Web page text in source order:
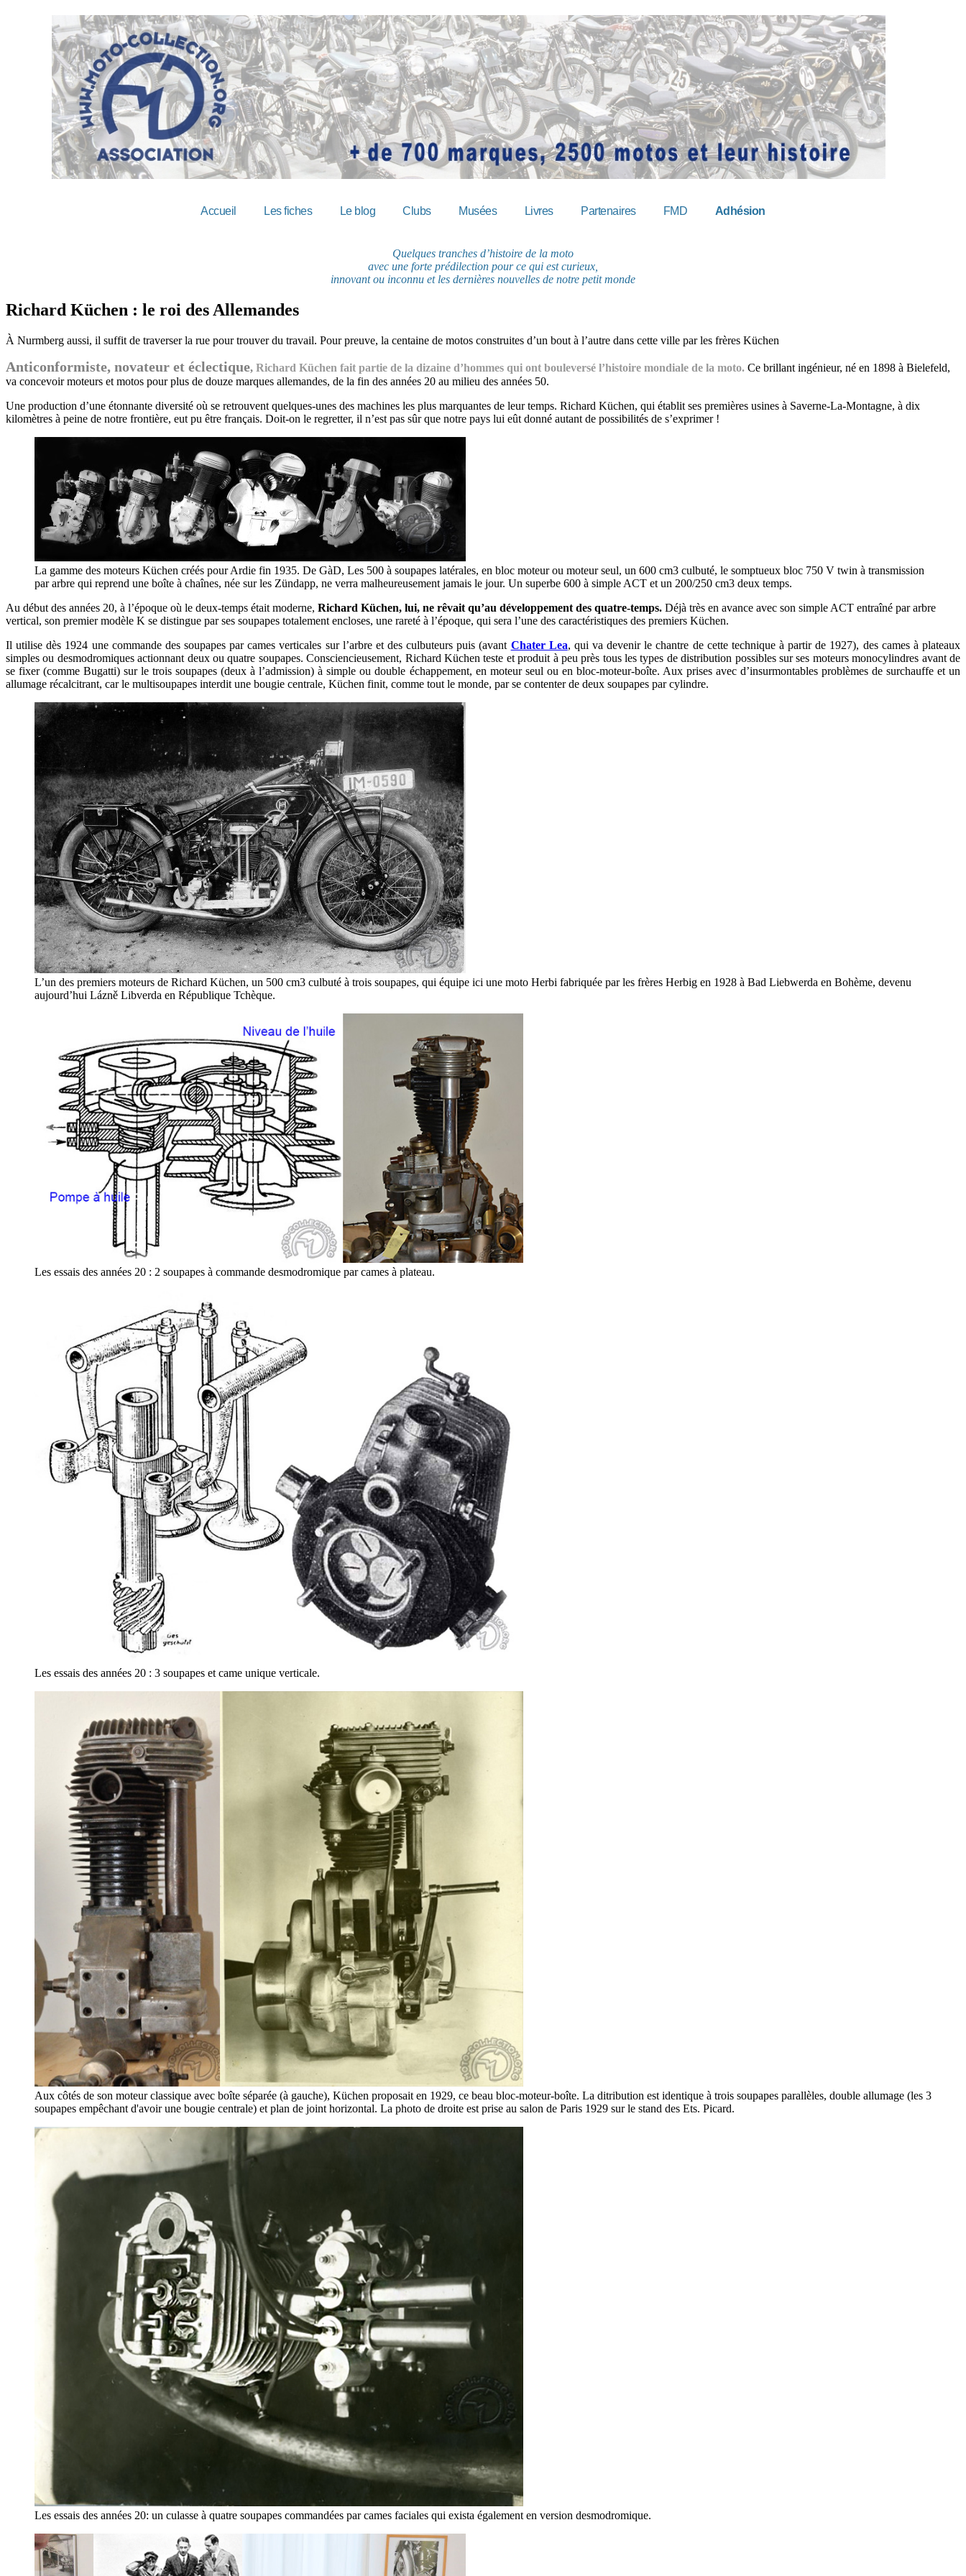
Accueil Les fiches Le blog Clubs Musées Livres Partenaires FMD Adhésion
Quelques tranches d’histoire de la moto
avec une forte prédilection pour ce qui est curieux,
innovant ou inconnu et les dernières nouvelles de notre petit monde
Richard Küchen : le roi des Allemandes
À Nurmberg aussi, il suffit de traverser la rue pour trouver du travail. Pour preuve, la centaine de motos construites d’un bout à l’autre dans cette ville par les frères Küchen
Anticonformiste, novateur et éclectique, Richard Küchen fait partie de la dizaine d’hommes qui ont bouleversé l’histoire mondiale de la moto. Ce brillant ingénieur, né en 1898 à Bielefeld,
va concevoir moteurs et motos pour plus de douze marques allemandes, de la fin des années 20 au milieu des années 50.
Une production d’une étonnante diversité où se retrouvent quelques-unes des machines les plus marquantes de leur temps. Richard Küchen, qui établit ses premières usines à Saverne-La-Montagne, à dix
kilomètres à peine de notre frontière, eut pu être français. Doit-on le regretter, il n’est pas sûr que notre pays lui eût donné autant de possibilités de s’exprimer !
La gamme des moteurs Küchen créés pour Ardie fin 1935. De GàD, Les 500 à soupapes latérales, en bloc moteur ou moteur seul, un 600 cm3 culbuté, le somptueux bloc 750 V twin à transmission
par arbre qui reprend une boîte à chaînes, née sur les Zündapp, ne verra malheureusement jamais le jour. Un superbe 600 à simple ACT et un 200/250 cm3 deux temps.
Au début des années 20, à l’époque où le deux-temps était moderne, Richard Küchen, lui, ne rêvait qu’au développement des quatre-temps. Déjà très en avance avec son simple ACT entraîné par arbre
vertical, son premier modèle K se distingue par ses soupapes totalement encloses, une rareté à l’époque, qui sera l’une des caractéristiques des premiers Küchen.
Il utilise dès 1924 une commande des soupapes par cames verticales sur l’arbre et des culbuteurs puis (avant Chater Lea, qui va devenir le chantre de cette technique à partir de 1927), des cames à plateaux
simples ou desmodromiques actionnant deux ou quatre soupapes. Consciencieusement, Richard Küchen teste et produit à peu près tous les types de distribution possibles sur ses moteurs monocylindres avant de
se fixer (comme Bugatti) sur le trois soupapes (deux à l’admission) à simple ou double échappement, en moteur seul ou en bloc-moteur-boîte. Aux prises avec d’insurmontables problèmes de surchauffe et un
allumage récalcitrant, car le multisoupapes interdit une bougie centrale, Küchen finit, comme tout le monde, par se contenter de deux soupapes par cylindre.
L’un des premiers moteurs de Richard Küchen, un 500 cm3 culbuté à trois soupapes, qui équipe ici une moto Herbi fabriquée par les frères Herbig en 1928 à Bad Liebwerda en Bohème, devenu
aujourd’hui Lázně Libverda en République Tchèque.
Les essais des années 20 : 2 soupapes à commande desmodromique par cames à plateau.
Les essais des années 20 : 3 soupapes et came unique verticale.
Aux côtés de son moteur classique avec boîte séparée (à gauche), Küchen proposait en 1929, ce beau bloc-moteur-boîte. La ditribution est identique à trois soupapes parallèles, double allumage (les 3
soupapes empêchant d'avoir une bougie centrale) et plan de joint horizontal. La photo de droite est prise au salon de Paris 1929 sur le stand des Ets. Picard.
Les essais des années 20: un culasse à quatre soupapes commandées par cames faciales qui exista également en version desmodromique.